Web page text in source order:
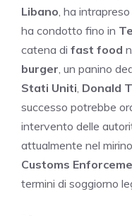
Libano , ha
ha condotto fino in
catena di fast food
burger , un panino
Stati Uniti Donald
successo potrebbe
intervento delle
attualmente nel mirino
Customs
termini di soggiorno